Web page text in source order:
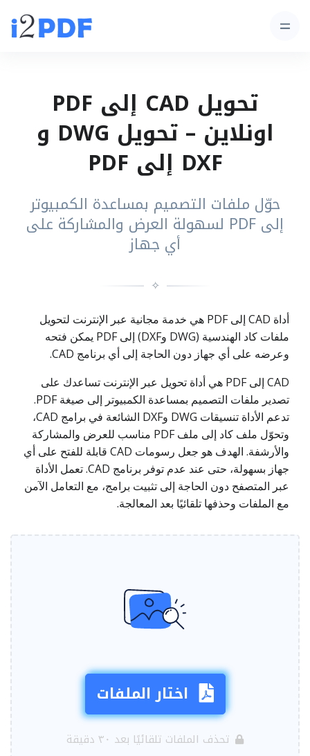
تحويل CAD إلى PDF
اونلاين – تحويل DWG و
DXF إلى PDF
حوّل ملفات التصميم بمساعدة الكمبيوتر
إلى PDF لسهولة العرض والمشاركة على
أي جهاز
✧
أداة CAD إلى PDF هي خدمة مجانية عبر الإنترنت لتحويل
ملفات كاد الهندسية (DWG وDXF) إلى PDF يمكن فتحه
وعرضه على أي جهاز دون الحاجة إلى أي برنامج CAD.
CAD إلى PDF هي أداة تحويل عبر الإنترنت تساعدك على
تصدير ملفات التصميم بمساعدة الكمبيوتر إلى صيغة PDF.
تدعم الأداة تنسيقات DWG وDXF الشائعة في برامج CAD،
وتحوّل ملف كاد إلى ملف PDF مناسب للعرض والمشاركة
والأرشفة. الهدف هو جعل رسومات CAD قابلة للفتح على أي
جهاز بسهولة، حتى عند عدم توفر برنامج CAD. تعمل الأداة
عبر المتصفح دون الحاجة إلى تثبيت برامج، مع التعامل الآمن
مع الملفات وحذفها تلقائيًا بعد المعالجة.
اختار الملفات
تحذف الملفات تلقائيًا بعد ٣٠ دقيقة